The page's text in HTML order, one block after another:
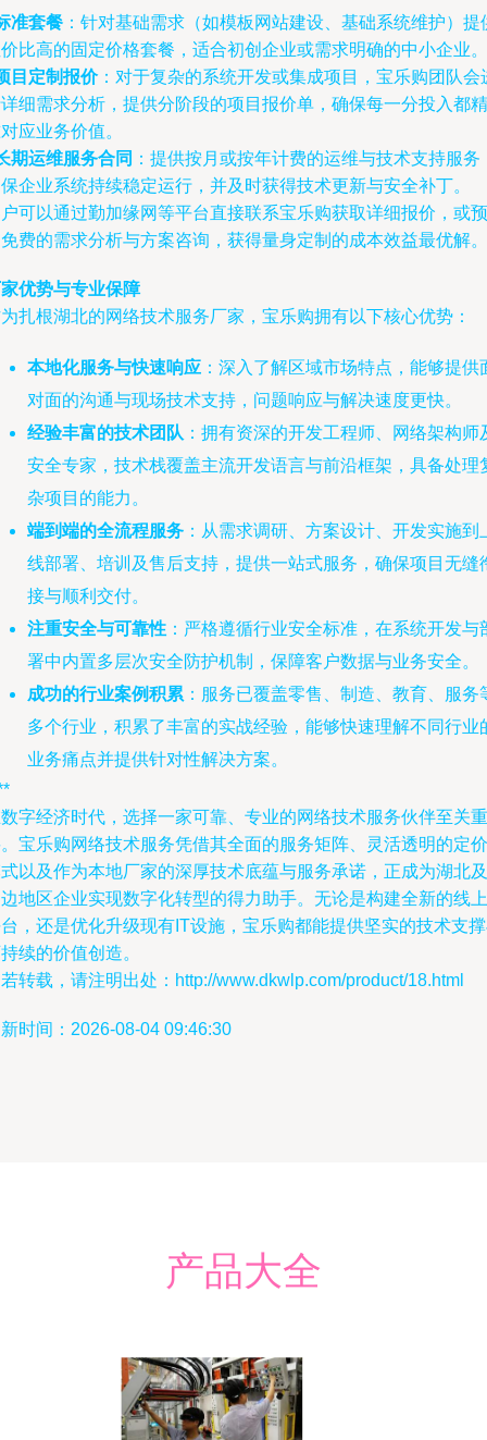
准套餐 ：针对基础需求（如模板网站建设、基础系统维护）提
比高的固定价格套餐，适合初创企业或需求明确的中小企业。
目定制报价：对于复杂的系统开发或集成项目，宝乐购团队会
细需求分析，提供分阶段的项目报价单，确保每一分投入都精
应业务价值。
期运维服务合同 ：提供按月或按年计费的运维与技术支持服务
企业系统持续稳定运行，并及时获得技术更新与安全补丁。
可以通过勤加缘网等平台直接联系宝乐购获取详细报价，或预
费的需求分析与方案咨询，获得量身定制的成本效益最优解。
优势与专业保障
扎根湖北的网络技术服务厂家，宝乐购拥有以下核心优势：
本地化服务与快速响应 ：深入了解区域市场特点，能够提供
对面的沟通与现场技术支持，问题响应与解决速度更快。
经验丰富的技术团队 ：拥有资深的开发工程师、网络架构师
安全专家，技术栈覆盖主流开发语言与前沿框架，具备处理
杂项目的能力。
端到端的全流程服务 ：从需求调研、方案设计、开发实施到
线部署、培训及售后支持，提供一站式服务，确保项目无缝
接与顺利交付。
注重安全与可靠性 ：严格遵循行业安全标准，在系统开发与
署中内置多层次安全防护机制，保障客户数据与业务安全。
成功的行业案例积累 ：服务已覆盖零售、制造、教育、服务
多个行业，积累了丰富的实战经验，能够快速理解不同行业
业务痛点并提供针对性解决方案。
字经济时代，选择一家可靠、专业的网络技术服务伙伴至关重
宝乐购网络技术服务凭借其全面的服务矩阵、灵活透明的定价
以及作为本地厂家的深厚技术底蕴与服务承诺，正成为湖北及
地区企业实现数字化转型的得力助手。无论是构建全新的线上
，还是优化升级现有IT设施，宝乐购都能提供坚实的技术支
续的价值创造。
转载，请注明出处：http://www.dkwlp.com/product/18.html
时间：2026-08-04 09:46:30
产品大全